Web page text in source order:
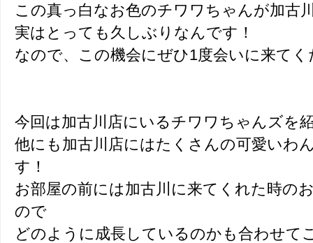
この真っ白なお色のチワワちゃんが加古
実はとっても久しぶりなんです！
なので、この機会にぜひ1度会いに来てく
今回は加古川店にいるチワワちゃんズを
他にも加古川店にはたくさんの可愛いわ
す！
お部屋の前には加古川に来てくれた時の
ので
どのように成長しているのかも合わせて